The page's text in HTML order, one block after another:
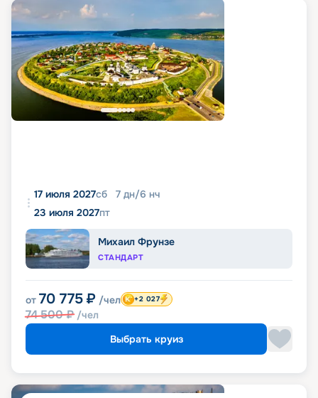
17 июля 2027сб 7 дн/6 нч
23 июля 2027пт
Михаил Фрунзе
СТАНДАРТ
от 70 775 ₽ /чел
74 500₽ /чел
+2 027
Выбрать круиз